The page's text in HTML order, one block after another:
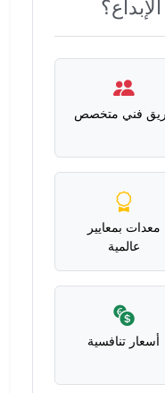
فني متخصص
معدات بمعايير
عالمية
أسعار تنافسية